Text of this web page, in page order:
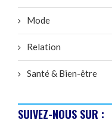
Mode
Relation
Santé & Bien-être
SUIVEZ-NOUS SUR :